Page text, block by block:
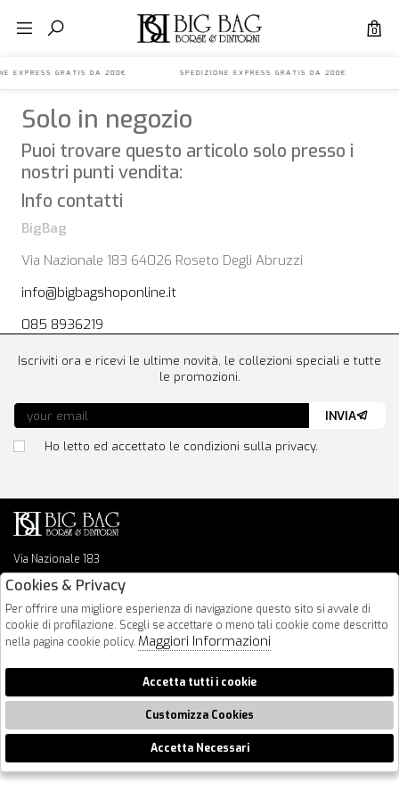
0
EXPRESS GRATIS DA 200€ SPEDIZIONE EXPRESS GRATIS DA
Solo in negozio
Puoi trovare questo articolo solo presso i
nostri punti vendita:
Info contatti
BigBag
Via Nazionale 183 64026 Roseto Degli Abruzzi
info@bigbagshoponline.it
085 8936219
Via Nazionale 183
64026 Roseto Degli Abruzzi
info@bigbagshoponline.it
follow us
Iscriviti ora e ricevi le ultime novità, le collezioni speciali e tutte
le promozioni.
Ho letto ed accettato le condizioni sulla privacy.
INVIA
2026 BigBag - P.iva : 00916940679 Powered by
🍪
Cookies & Privacy
Per offrire una migliore esperienza di navigazione questo sito si avvale di
cookie di profilazione. Scegli se accettare o meno tali cookie come descritto
nella pagina cookie policy. Maggiori Informazioni
Accetta tutti i cookie
Customizza Cookies
Accetta Necessari